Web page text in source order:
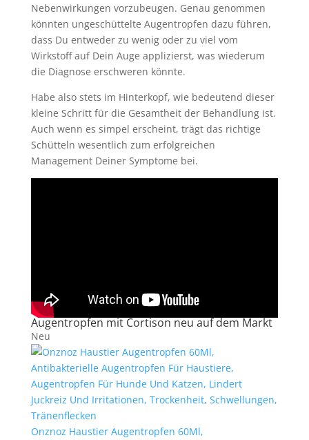
Nebenwirkungen vorzubeugen. Genau genommen
könnten ungeschüttelte Augentropfen dazu führen,
dass Du entweder zu wenig oder zu viel vom
Wirkstoff auf Dein Auge applizierst, was wiederum
die Diagnose erschweren könnte.
Habe also stets im Hinterkopf, wie bedeutend dieser
kleine Schritt für die Gesamtheit der Behandlung ist.
Auch wenn es simpel erscheint, trägt das richtige
Schütteln wesentlich zum erfolgreichen
Management Deiner Symptome bei.
Augentropfen mit Cortison neu auf dem Markt
Neu
Onznoz Haustier Augentropfen 60Ml,